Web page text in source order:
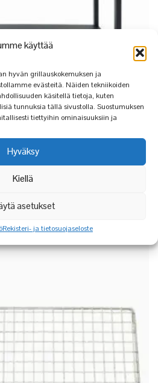
käyttää
hyvän grillauskokemuksen ja
evästeitä. Näiden tekniikoiden
käsitellä tietoja, kuten
tunnuksia tällä sivustolla. Suostumuksen
tiettyihin ominaisuuksiin ja
Hyväksy
Kiellä
asetukset
Rekisteri- ja tietosuojaseloste
3